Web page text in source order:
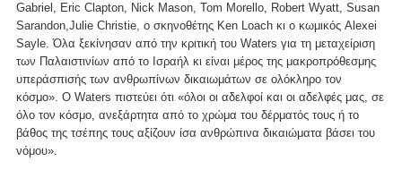
Gabriel, Eric Clapton, Nick Mason, Tom Morello, Robert Wyatt, Susan
Sarandon,Julie Christie, ο σκηνοθέτης Ken Loach κι ο κωμικός Alexei
Sayle. Όλα ξεκίνησαν από την κριτική του Waters για τη μεταχείριση
των Παλαιστινίων από το Ισραήλ κι είναι μέρος της μακροπρόθεσμης
υπεράσπισής των ανθρωπίνων δικαιωμάτων σε ολόκληρο τον
κόσμο». Ο Waters πιστεύει ότι «όλοι οι αδελφοί και οι αδελφές μας, σε
όλο τον κόσμο, ανεξάρτητα από το χρώμα του δέρματός τους ή το
βάθος της τσέπης τους αξίζουν ίσα ανθρώπινα δικαιώματα βάσει του
νόμου».